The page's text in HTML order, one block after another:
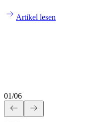
Artikel lesen
01/06